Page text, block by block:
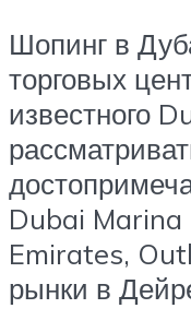
Шопинг в
торговых
известного
Dubai
Emirates,
рынки в